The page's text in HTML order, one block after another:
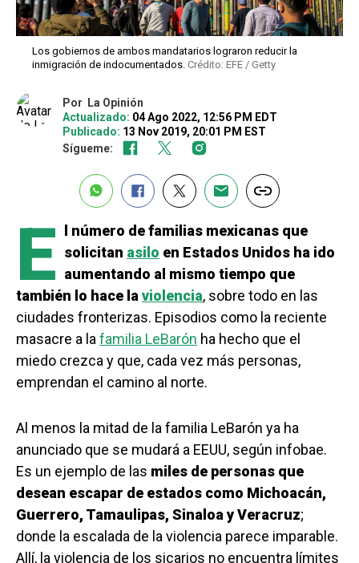
Los gobiernos de ambos mandatarios lograron reducir la
inmigración de indocumentados. Crédito: EFE / Getty
Por
La Opinión
Actualizado: 04 Ago 2022, 12:56 PM EDT
Publicado: 13 Nov 2019, 20:01 PM EST
Sígueme:
E
l número de familias mexicanas que
solicitan asilo en Estados Unidos ha ido
aumentando al mismo tiempo que
también lo hace laviolencia, sobre todo en las
ciudades fronterizas. Episodios como la reciente
masacre a lafamilia LeBarón ha hecho que el
miedo crezca y que, cada vez más personas,
emprendan el camino al norte.
Al menos la mitad de la familia LeBarón ya ha
anunciado que se mudará a EEUU, según infobae.
Es un ejemplo de las miles de personas que
desean escapar de estados como Michoacán,
Guerrero, Tamaulipas, Sinaloa y Veracruz;
donde la escalada de la violencia parece imparable.
Allí, la violencia de los sicarios no encuentra límites